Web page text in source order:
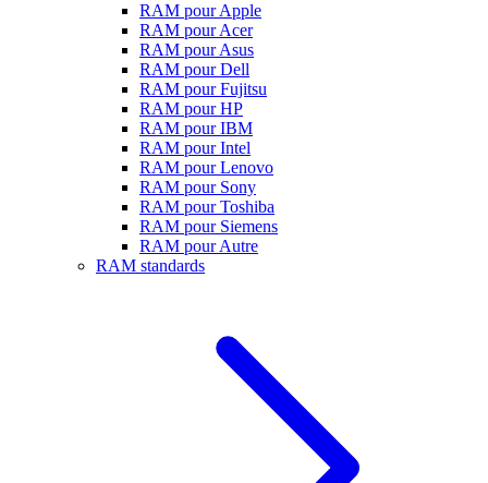
RAM pour Apple
RAM pour Acer
RAM pour Asus
RAM pour Dell
RAM pour Fujitsu
RAM pour HP
RAM pour IBM
RAM pour Intel
RAM pour Lenovo
RAM pour Sony
RAM pour Toshiba
RAM pour Siemens
RAM pour Autre
RAM standards